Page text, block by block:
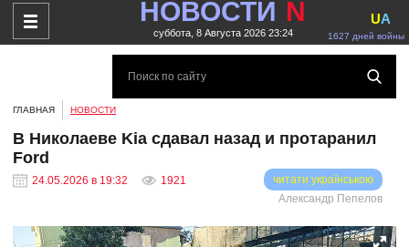
НОВОСТИ N
суббота, 8 Августа 2026 23:24 1627 дней войны
UA
ГЛАВНАЯ НОВОСТИ
В Николаеве Kia сдавал назад и протаранил
Ford
24.05.2026 в 19:32 1921
читати українською
Александр Пепелов